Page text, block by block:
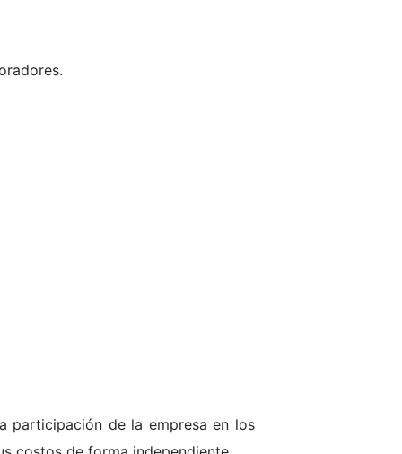
participación de la empresa en los